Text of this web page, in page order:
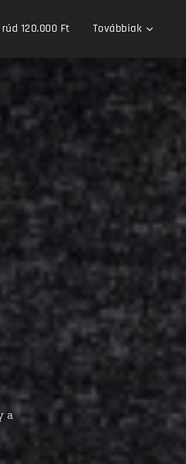
120.000 Ft Továbbiak
a